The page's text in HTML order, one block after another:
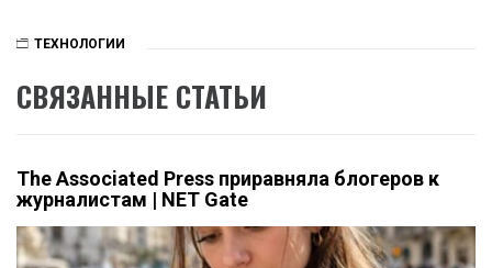
ТЕХНОЛОГИИ
СВЯЗАННЫЕ СТАТЬИ
The Associated Press приравняла блогеров к
журналистам | NET Gate